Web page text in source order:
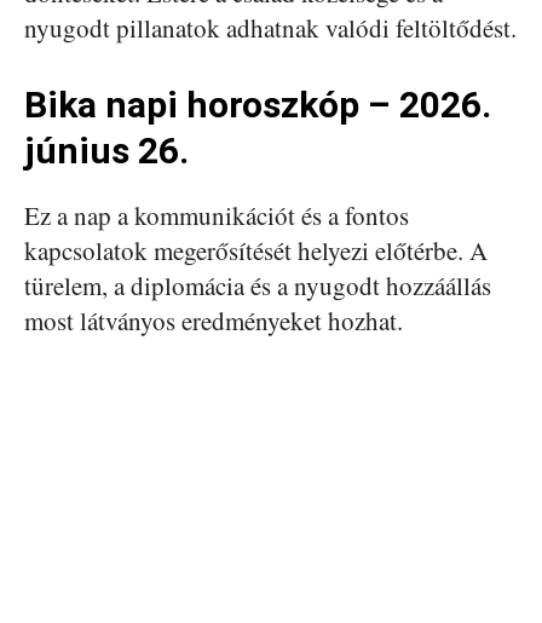
nyugodt pillanatok adhatnak valódi feltöltődést.
Bika napi horoszkóp – 2026.
június 26.
Ez a nap a kommunikációt és a fontos
kapcsolatok megerősítését helyezi előtérbe. A
türelem, a diplomácia és a nyugodt hozzáállás
most látványos eredményeket hozhat.